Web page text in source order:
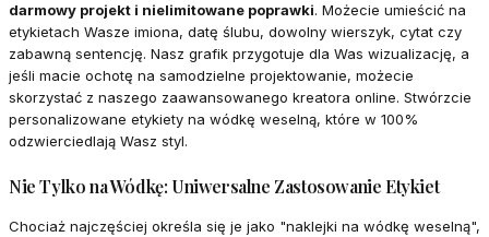
darmowy projekt i nielimitowane poprawki. Możecie umieścić na
etykietach Wasze imiona, datę ślubu, dowolny wierszyk, cytat czy
zabawną sentencję. Nasz grafik przygotuje dla Was wizualizację, a
jeśli macie ochotę na samodzielne projektowanie, możecie
skorzystać z naszego zaawansowanego kreatora online. Stwórzcie
personalizowane etykiety na wódkę weselną, które w 100%
odzwierciedlają Wasz styl.
Nie Tylko na Wódkę: Uniwersalne Zastosowanie Etykiet
Chociaż najczęściej określa się je jako "naklejki na wódkę weselną",